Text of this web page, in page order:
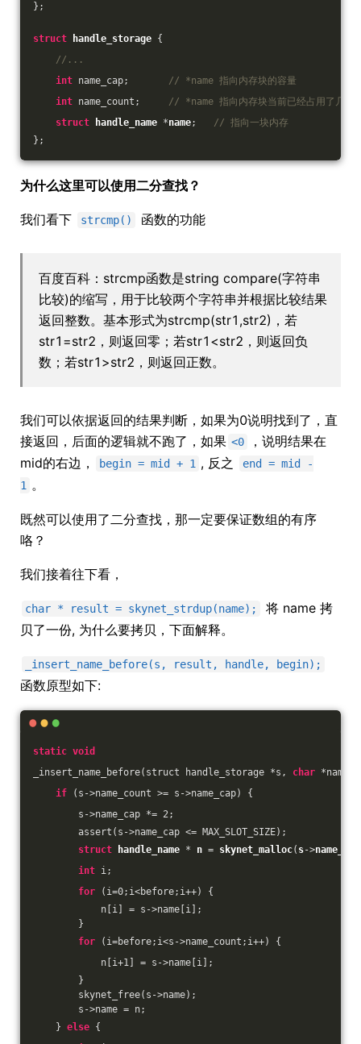
};
struct handle_storage {
//...
int name_cap; // *name 指向内存块的容量
int name_count; // *name 指向内存块当前已经占用了几个
struct
handle_name *name;
// 指向一块内存
};
为什么这里可以使用二分查找？
我们看下 strcmp() 函数的功能
百度百科：strcmp函数是string compare(字符串
比较)的缩写，用于比较两个字符串并根据比较结果
返回整数。基本形式为strcmp(str1,str2)，若
str1=str2，则返回零；若str1<str2，则返回负
数；若str1>str2，则返回正数。
我们可以依据返回的结果判断，如果为0说明找到了，直
接返回，后面的逻辑就不跑了，如果 <0
，说明结果在
mid的右边，
begin = mid + 1 , 反之
end = mid -
1 。
既然可以使用了二分查找，那一定要保证数组的有序
咯？
我们接着往下看，
char * result = skynet_strdup(name);
将 name 拷
贝了一份, 为什么要拷贝，下面解释。
_insert_name_before(s, result, handle, begin);
函数原型如下:
static void
_insert_name_before(struct handle_storage *s, char *name,
if (s->name_count >= s->name_cap) {
s->name_cap *= 2;
assert(s->name_cap <= MAX_SLOT_SIZE);
struct
handle_name * n = skynet_malloc( s->name_cap
int i;
for (i=0;i<before;i++) {
n[i] = s->name[i];
}
for (i=before;i<s->name_count;i++) {
n[i+1 ] = s->name[i];
}
skynet_free(s->name);
s->name = n;
} else {